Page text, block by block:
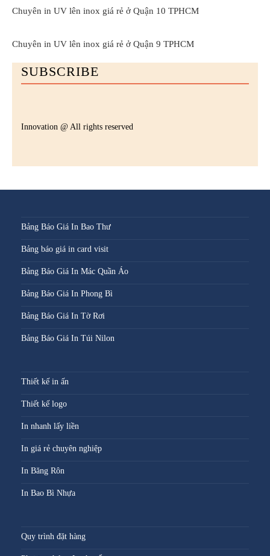
Chuyên in UV lên inox giá rẻ ở Quận 10 TPHCM
Chuyên in UV lên inox giá rẻ ở Quận 9 TPHCM
SUBSCRIBE
Innovation @ All rights reserved
Bảng Báo Giá In Bao Thư
Bảng báo giá in card visit
Bảng Báo Giá In Mác Quần Áo
Bảng Báo Giá In Phong Bì
Bảng Báo Giá In Tờ Rơi
Bảng Báo Giá In Túi Nilon
Thiết kế in ấn
Thiết kế logo
In nhanh lấy liền
In giá rẻ chuyên nghiệp
In Băng Rôn
In Bao Bì Nhựa
Quy trình đặt hàng